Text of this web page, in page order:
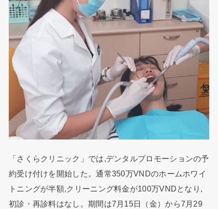
「さくらクリニック」では,デンタルプロモーションの予
約受け付けを開始した。通常350万VNDのホームホワイ
トニングが半額,クリーニング料金が100万VNDとなり,
初診・再診料はなし。期間は7月15日（金）から7月29